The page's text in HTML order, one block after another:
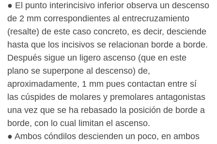
● El punto interincisivo inferior observa un descenso
de 2 mm correspondientes al entrecruzamiento
(resalte) de este caso concreto, es decir, desciende
hasta que los incisivos se relacionan borde a borde.
Después sigue un ligero ascenso (que en este
plano se superpone al descenso) de,
aproximadamente, 1 mm pues contactan entre sí
las cúspides de molares y premolares antagonistas
una vez que se ha rebasado la posición de borde a
borde, con lo cual limitan el ascenso.
● Ambos cóndilos descienden un poco, en ambos